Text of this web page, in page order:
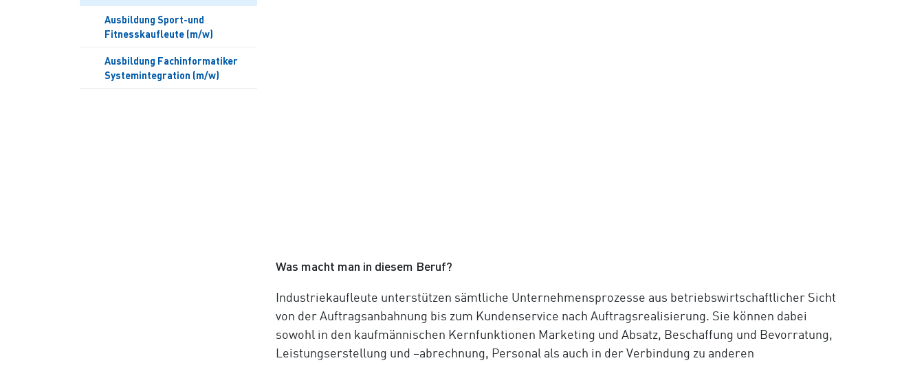
Ausbildung Sport-und
Fitnesskaufleute (m/w)
Ausbildung Fachinformatiker
Systemintegration (m/w)
Was macht man in diesem Beruf?
Industriekaufleute unterstützen sämtliche Unternehmensprozesse aus betriebswirtschaftlicher Sicht
von der Auftragsanbahnung bis zum Kundenservice nach Auftragsrealisierung. Sie können dabei
sowohl in den kaufmännischen Kernfunktionen Marketing und Absatz, Beschaffung und Bevorratung,
Leistungserstellung und –abrechnung, Personal als auch in der Verbindung zu anderen